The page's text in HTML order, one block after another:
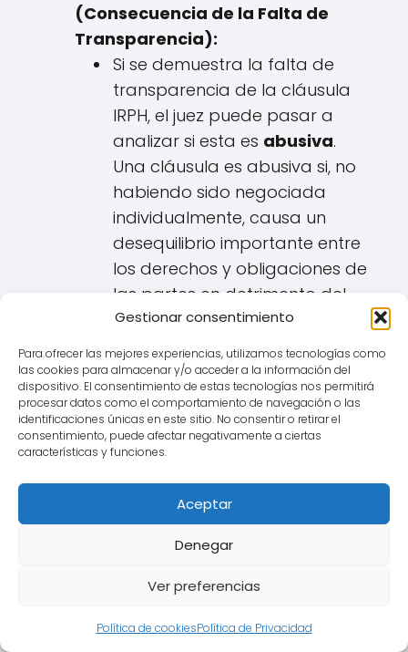
Gestionar consentimiento
Para ofrecer las mejores experiencias, utilizamos tecnologías como
las cookies para almacenar y/o acceder a la información del
dispositivo. El consentimiento de estas tecnologías nos permitirá
procesar datos como el comportamiento de navegación o las
identificaciones únicas en este sitio. No consentir o retirar el
consentimiento, puede afectar negativamente a ciertas
características y funciones.
Aceptar
Denegar
Ver preferencias
Política de cookiesPolítica de Privacidad
(Consecuencia de la Falta de
Transparencia):
Si se demuestra la falta de
transparencia de la cláusula
IRPH, el juez puede pasar a
analizar si esta es abusiva.
Una cláusula es abusiva si, no
habiendo sido negociada
individualmente, causa un
desequilibrio importante entre
los derechos y obligaciones de
las partes en detrimento del
consumidor en San Agustín del
Guadalix. Una cláusula IRPH no
transparentepodríaser
considerada abusiva si crea
dicho desequilibrio.
Consecuencias si la Cláusula
IRPH es Declarada Nula en un
caso de San Agustín del
Si un tribunal considera que la
cláusula IRPH es nula por falta de